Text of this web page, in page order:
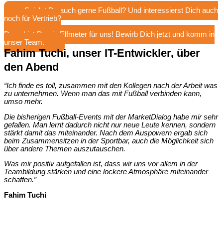
Spielst Du auch gerne Fußball? Und interessierst Dich auch
noch für Vertrieb?
Dann bist Du ein Elfmeter für uns! Bewirb Dich jetzt und komm in
unser Team.
Fahim Tuchi, unser IT-Entwickler, über
den Abend
“Ich finde es toll, zusammen mit den Kollegen nach der Arbeit was
zu unternehmen. Wenn man das mit Fußball verbinden kann,
umso mehr.
Die bisherigen Fußball-Events mit der MarketDialog habe mir sehr
gefallen. Man lernt dadurch nicht nur neue Leute kennen, sondern
stärkt damit das miteinander. Nach dem Auspowern ergab sich
beim Zusammensitzen in der Sportbar, auch die Möglichkeit sich
über andere Themen auszutauschen.
Was mir positiv aufgefallen ist, dass wir uns vor allem in der
Teambildung stärken und eine lockere Atmosphäre miteinander
schaffen.”
Fahim Tuchi